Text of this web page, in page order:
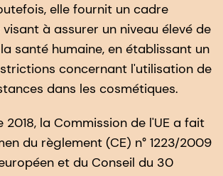
elle fournit un cadre
à assurer un niveau élevé de
santé humaine, en établissant un
concernant l'utilisation de
dans les cosmétiques.
2018, la Commission de l'UE a fait
du règlement (CE) n° 1223/2009
et du Conseil du 30